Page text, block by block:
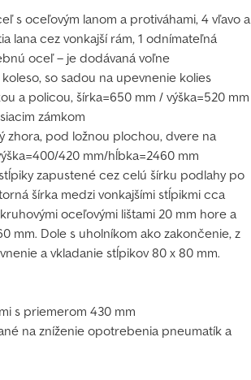
s oceľovým lanom a protiváhami, 4 vľavo a
lana cez vonkajší rám, 1 odnímateľná
oceľ – je dodávaná voľne
so sadou na upevnenie kolies
a policou, šírka=650 mm / výška=520 mm
zámkom
zhora, pod ložnou plochou, dvere na
420 mm/hĺbka=2460 mm
zapustené cez celú šírku podlahy po
šírka medzi vonkajšími stĺpikmi cca
oceľovými lištami 20 mm hore a
mm. Dole s uholníkom ako zakončenie, z
a vkladanie stĺpikov 80 x 80 mm.
s priemerom 430 mm
na zníženie opotrebenia pneumatík a